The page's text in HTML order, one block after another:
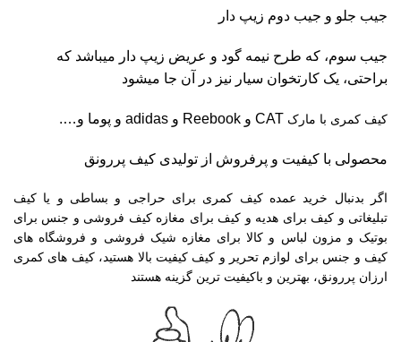
جیب جلو و جیب دوم زیپ دار
جیب سوم، که طرح نیمه گود و عریض زیپ دار میباشد که
براحتی، یک کارتخوان سیار نیز در آن جا میشود
کیف کمری با مارک
محصولی با کیفیت و پرفروش از تولیدی کیف پررونق
اگر بدنبال خرید عمده کیف کمری برای حراجی و بساطی و یا کیف
تبلیغاتی و کیف برای هدیه و کیف برای مغازه کیف فروشی و جنس برای
بوتیک و مزون لباس و کالا برای مغازه شیک فروشی و فروشگاه های
کیف و جنس برای لوازم تحریر و کیف کیفیت بالا هستید، کیف های کمری
ارزان پررونق، بهترین و باکیفیت ترین گزینه هستند